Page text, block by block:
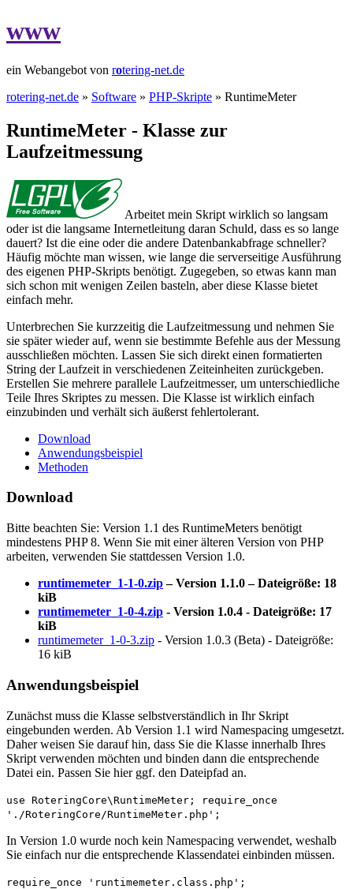
www
ein Webangebot von rotering-net.de
rotering-net.de » Software » PHP-Skripte » RuntimeMeter
RuntimeMeter - Klasse zur
Laufzeitmessung
Arbeitet mein Skript wirklich so langsam
oder ist die langsame Internetleitung daran Schuld, dass es so lange
dauert? Ist die eine oder die andere Datenbankabfrage schneller?
Häufig möchte man wissen, wie lange die serverseitige Ausführung
des eigenen PHP-Skripts benötigt. Zugegeben, so etwas kann man
sich schon mit wenigen Zeilen basteln, aber diese Klasse bietet
einfach mehr.
Unterbrechen Sie kurzzeitig die Laufzeitmessung und nehmen Sie
sie später wieder auf, wenn sie bestimmte Befehle aus der Messung
ausschließen möchten. Lassen Sie sich direkt einen formatierten
String der Laufzeit in verschiedenen Zeiteinheiten zurückgeben.
Erstellen Sie mehrere parallele Laufzeitmesser, um unterschiedliche
Teile Ihres Skriptes zu messen. Die Klasse ist wirklich einfach
einzubinden und verhält sich äußerst fehlertolerant.
Download
Anwendungsbeispiel
Methoden
Download
Bitte beachten Sie: Version 1.1 des RuntimeMeters benötigt
mindestens PHP 8. Wenn Sie mit einer älteren Version von PHP
arbeiten, verwenden Sie stattdessen Version 1.0.
runtimemeter_1-1-0.zip– Version 1.1.0 – Dateigröße: 18
kiB
runtimemeter_1-0-4.zip - Version 1.0.4 - Dateigröße: 17
kiB
runtimemeter_1-0-3.zip - Version 1.0.3 (Beta) - Dateigröße:
16 kiB
Anwendungsbeispiel
Zunächst muss die Klasse selbstverständlich in Ihr Skript
eingebunden werden. Ab Version 1.1 wird Namespacing umgesetzt.
Daher weisen Sie darauf hin, dass Sie die Klasse innerhalb Ihres
Skript verwenden möchten und binden dann die entsprechende
Datei ein. Passen Sie hier ggf. den Dateipfad an.
use RoteringCore\RuntimeMeter;
require_once
'./RoteringCore/RuntimeMeter.php' ;
In Version 1.0 wurde noch kein Namespacing verwendet, weshalb
Sie einfach nur die entsprechende Klassendatei einbinden müssen.
require_once 'runtimemeter.class.php' ;